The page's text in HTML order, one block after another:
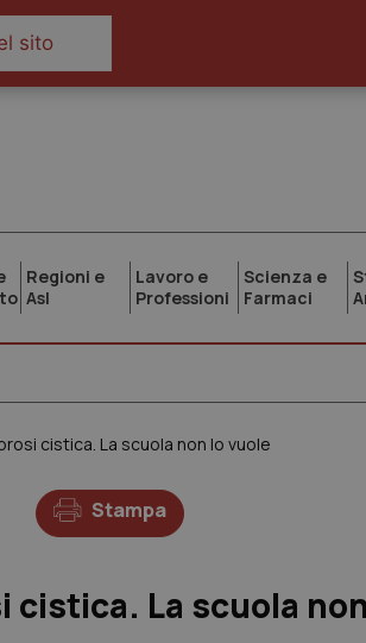
Regioni e
Asl
Lavoro e
Professioni
Scienza e
Farmaci
cistica. La scuola non lo vuole
Stampa
cistica. La scuola